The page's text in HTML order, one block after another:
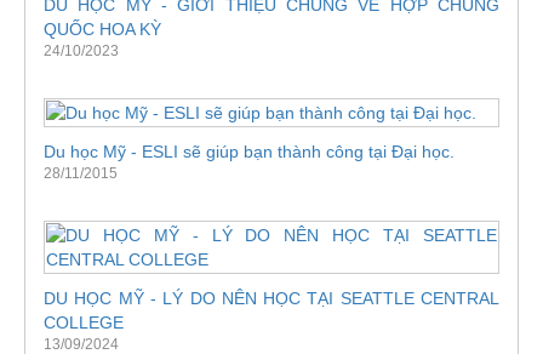
DU HỌC MỸ - GIỚI THIỆU CHUNG VỀ HỢP CHỦNG
QUỐC HOA KỲ
24/10/2023
Du học Mỹ - ESLI sẽ giúp bạn thành công tại Đại học.
28/11/2015
DU HỌC MỸ - LÝ DO NÊN HỌC TẠI SEATTLE CENTRAL
COLLEGE
13/09/2024